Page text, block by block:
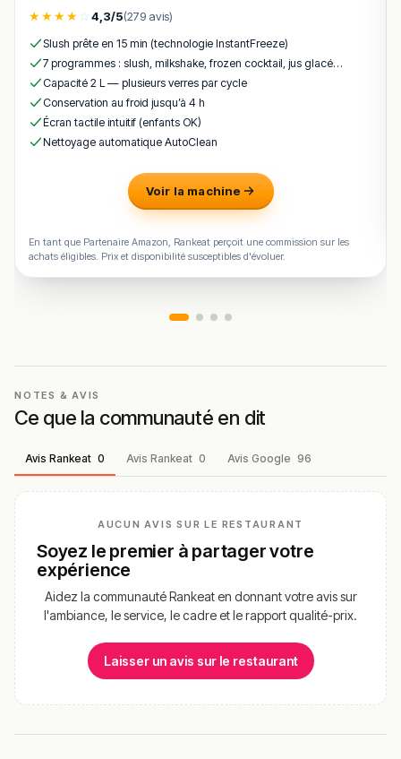
gastronomique d’exception au cœur de la Champagne.
!
Texte généré par intelligence artificielle, en attente de
validation humaine.
Cette description peut contenir des erreurs, n'hésitez pas à
nous aider en vous rendant sur :Améliorer la fiche de cet
★★★★ 4,3/5(279 avis)
Slush prête en 15 min (technologie InstantFreeze)
7 programmes : slush, milkshake, frozen cocktail, jus glacé…
Capacité 2 L — plusieurs verres par cycle
Conservation au froid jusqu’à 4 h
Écran tactile intuitif (enfants OK)
Nettoyage automatique AutoClean
Voir la machine
En tant que Partenaire Amazon, Rankeat perçoit une commission sur les
achats éligibles. Prix et disponibilité susceptibles d'évoluer.
NOTES & AVIS
Ce que la communauté en dit
Avis Rankeat 0 Avis Rankeat 0 Avis Google 96
AUCUN AVIS SUR LE RESTAURANT
Soyez le premier à partager votre
expérience
Aidez la communauté Rankeat en donnant votre avis sur
l'ambiance, le service, le cadre et le rapport qualité-prix.
Laisser un avis sur le restaurant